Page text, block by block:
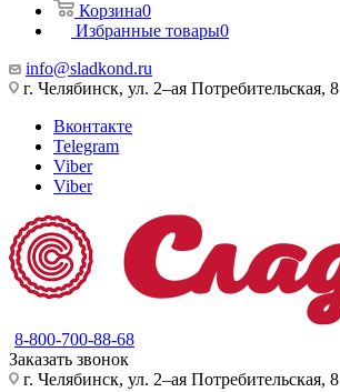
Корзина0
Избранные товары0
info@sladkond.ru
г. Челябинск, ул. 2–ая Потребительская, 8
Вконтакте
Telegram
Viber
Viber
8-800-700-88-68
Заказать звонок
г. Челябинск, ул. 2–ая Потребительская, 8